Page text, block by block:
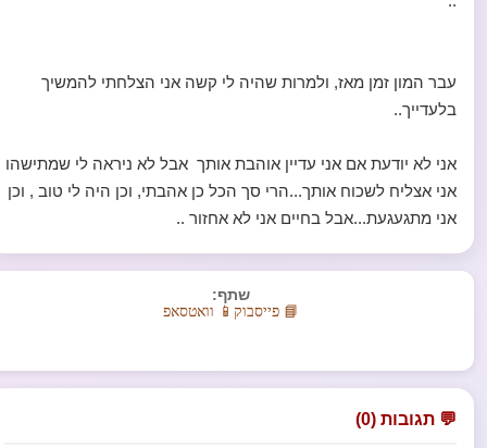
עבר המון זמן מאז, ולמרות שהיה לי קשה אני הצלחתי להמשיך
בלעדייך..
אני לא יודעת אם אני עדיין אוהבת אותך אבל לא ניראה לי שמתישהו
אני אצליח לשכוח אותך...הרי סך הכל כן אהבתי, וכן היה לי טוב , וכן
אני מתגעגעת...אבל בחיים אני לא אחזור ..
שתף:
📘 פייסבוק 📱 וואטסאפ
💬 תגובות (0)